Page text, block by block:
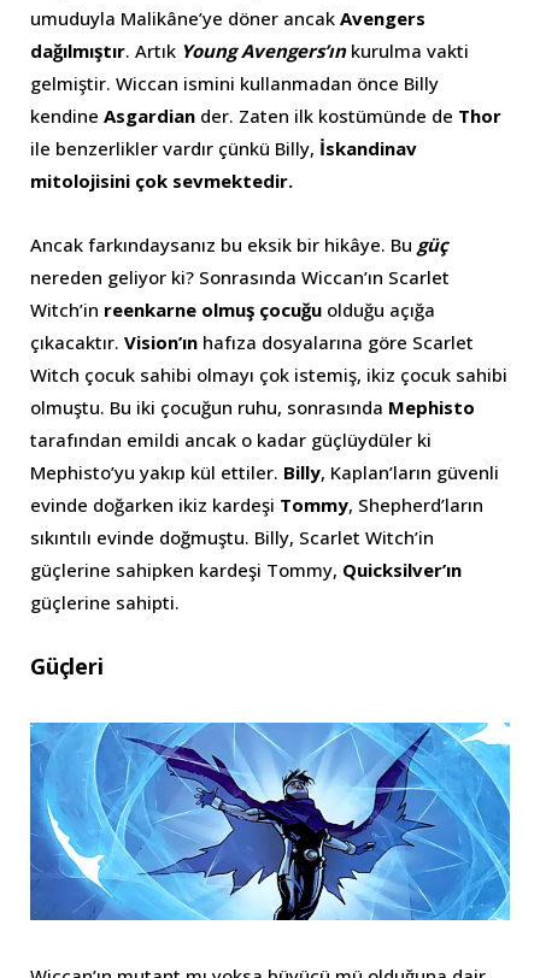
umuduyla Malikâne’ye döner ancak Avengers
dağılmıştır. Artık Young Avengers’ınkurulma vakti
gelmiştir. Wiccan ismini kullanmadan önce Billy
kendine Asgardian der. Zaten ilk kostümünde de Thor
ile benzerlikler vardır çünkü Billy, İskandinav
mitolojisini çok sevmektedir.
Ancak farkındaysanız bu eksik bir hikâye. Bu güç
nereden geliyor ki? Sonrasında Wiccan’ın Scarlet
Witch’in reenkarne olmuş çocuğu olduğu açığa
çıkacaktır. Vision’ın hafıza dosyalarına göre Scarlet
Witch çocuk sahibi olmayı çok istemiş, ikiz çocuk sahibi
olmuştu. Bu iki çocuğun ruhu, sonrasında Mephisto
tarafından emildi ancak o kadar güçlüydüler ki
Mephisto’yu yakıp kül ettiler. Billy, Kaplan’ların güvenli
evinde doğarken ikiz kardeşi Tommy, Shepherd’ların
sıkıntılı evinde doğmuştu. Billy, Scarlet Witch’in
güçlerine sahipken kardeşi Tommy, Quicksilver’ın
güçlerine sahipti.
Güçleri